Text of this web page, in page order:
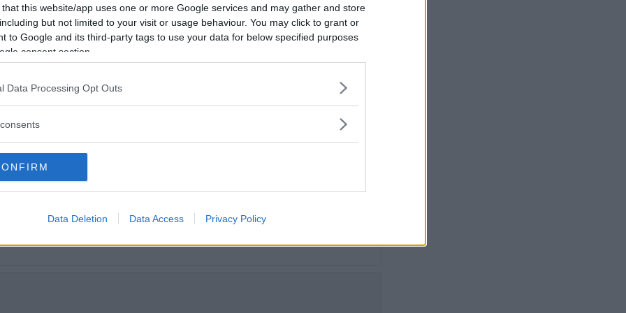
that this website/app uses one or more Google services and may gather and store
but not limited to your visit or usage behaviour. You may click to grant or
to Google and its third-party tags to use your data for below specified purposes
consent section.
Data Processing Opt Outs
Data Deletion Data Access Privacy Policy
kupé- och lastmått, krocksäkerhet och
Prius och Volkswagen Golf GTE.
fortsätta läsa.